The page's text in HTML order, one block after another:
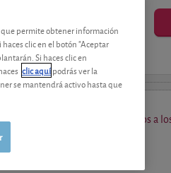
reservados a los socios.
expertos están reservados a
que permite obtener información
clic en el botón "Aceptar
Si haces clic en
clic aquípodrás ver la
se mantendrá activo hasta que